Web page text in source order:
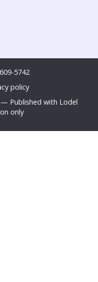
5742
policy
Published with Lodel
only